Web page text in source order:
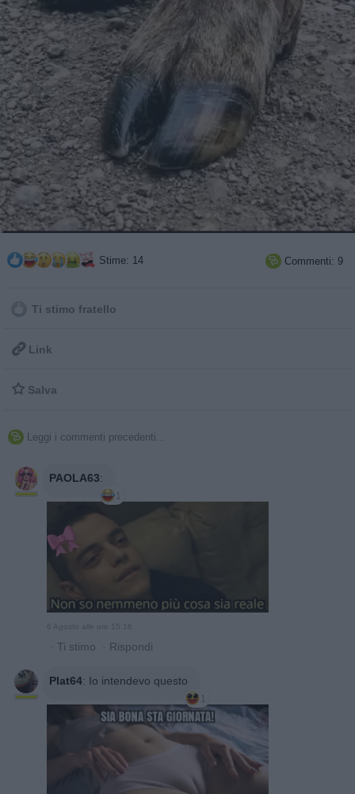
Stime: 14  Commenti: 9
Ti stimo fratello
 Link
 Salva
 Leggi i commenti precedenti...
PAOLA63:
1
6 Agosto alle ore 15:16
· Ti stimo · Rispondi
Plat64: Io intendevo questo
1